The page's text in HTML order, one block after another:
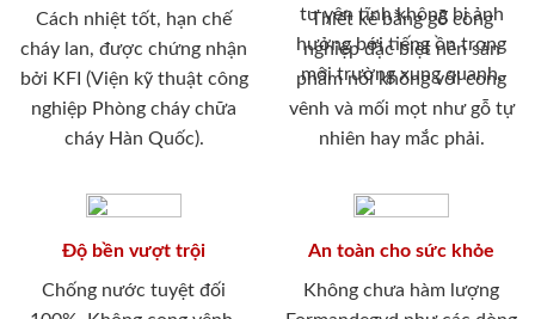
tư yên tĩnh không bị ảnh
hưởng bới tiếng ồn trong
môi trường xung quanh.
Cách nhiệt tốt, hạn chế
cháy lan, được chứng nhận
bởi KFI (Viện kỹ thuật công
nghiệp Phòng cháy chữa
cháy Hàn Quốc).
Thiết kế bằng gỗ công
nghiệp đặc biệt nên sản
phẩm nói không với cong
vênh và mối mọt như gỗ tự
nhiên hay mắc phải.
Độ bền vượt trội
Chống nước tuyệt đối
An toàn cho sức khỏe
Không chưa hàm lượng